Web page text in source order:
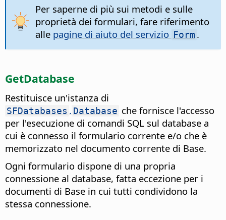
Per saperne di più sui metodi e sulle
proprietà dei formulari, fare riferimento
alle pagine di aiuto del servizio Form .
GetDatabase
Restituisce un'istanza di
SFDatabases . Database che fornisce l'accesso
per l'esecuzione di comandi SQL sul database a
cui è connesso il formulario corrente e/o che è
memorizzato nel documento corrente di Base.
Ogni formulario dispone di una propria
connessione al database, fatta eccezione per i
documenti di Base in cui tutti condividono la
stessa connessione.